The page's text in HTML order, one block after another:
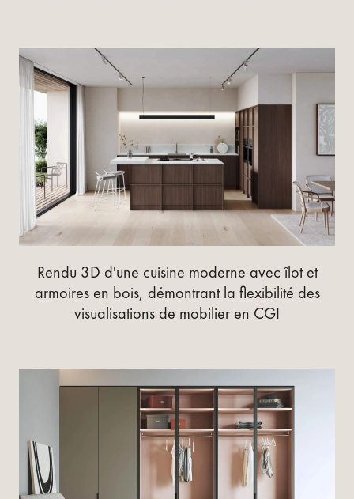
Rendu 3D d'une cuisine moderne avec îlot et
armoires en bois, démontrant la flexibilité des
visualisations de mobilier en CGI